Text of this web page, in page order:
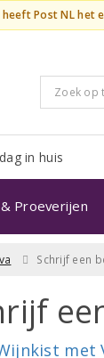
Post NL
in huis
Proeverijen
Schrijf een
met